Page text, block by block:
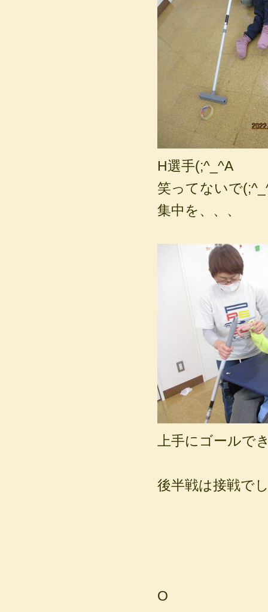
H選手(;^_^A
笑ってないで
集中を、、、
上手にゴールで
後半戦は接戦で
O